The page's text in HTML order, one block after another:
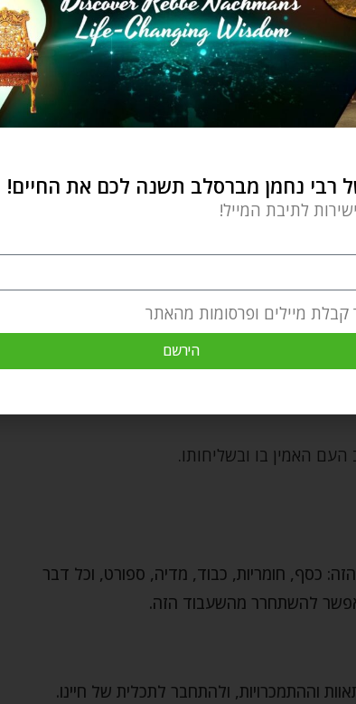
הסנה הבוער, שזה מסמל את השתתפות ה' בצערם של
אלא דווקא בסנה הקוצני כדי להראות שגם הוא
לחירות. משה חשש:
את הדרך.
יכול לקנא במשה שהגיע מבחוץ. ובמקום זאת,
כאן כדי להוציא אתכם מעבדות לחירות."
העם האמין בו ובשליחותו.
כסף, חומריות, כבוד, מדיה, ספורט, וכל דבר
להשתחרר מהשעבוד הזה.
וההתמכרויות, ולהתחבר לתכלית של חיינו.
רבי נחמן מברסלב תשנה לכם את החיים!
לתיבת המייל!
קבלת מיילים ופרסומות מהאתר
הירשם